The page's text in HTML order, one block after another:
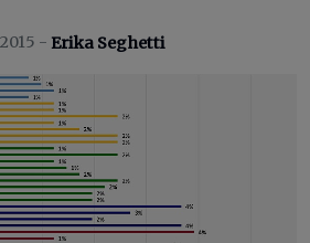
- Erika Seghetti